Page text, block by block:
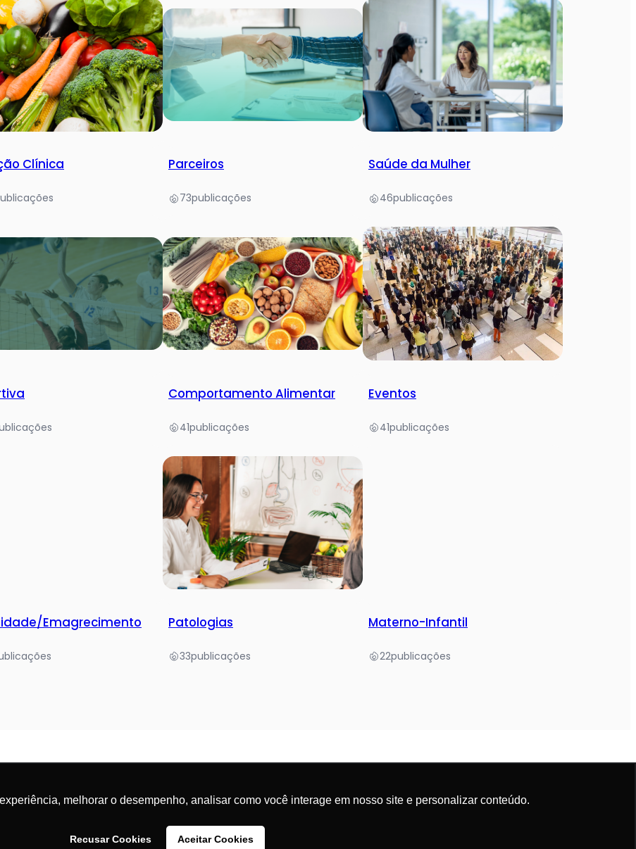
melhorar o desempenho, analisar como você interage em nosso site e personalizar conteúdo.
Recusar Cookies Aceitar Cookies
Clínica Parceiros
73publicações
Saúde da Mulher
46publicações
Comportamento Alimentar
41publicações
Eventos
41publicações
Emagrecimento Patologias
33publicações
Materno-Infantil
22publicações